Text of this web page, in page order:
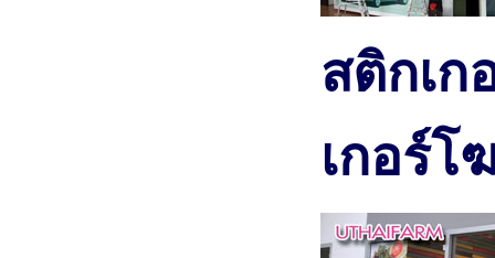
สติกเก
เกอร์